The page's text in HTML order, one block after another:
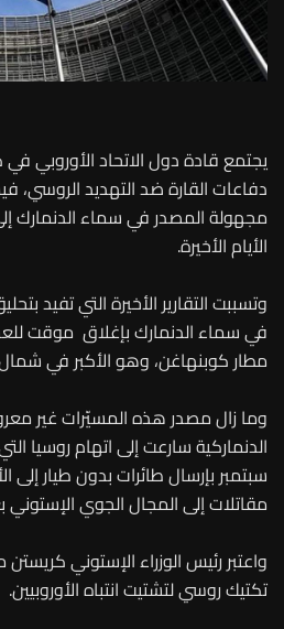
يجتمع قادة دول الاتحاد الأوروبي في
دفاعات القارة ضد التهديد الروسي،
مجهولة المصدر في سماء الدنمارك
الأيام الأخيرة.
وتسببت التقارير الأخيرة التي تفيد
في سماء الدنمارك بإغلاق موقت
مطار كوبنهاغن، وهو الأكبر في شمال
وما زال مصدر هذه المسيّرات غير
الدنماركية سارعت إلى اتهام روسيا
سبتمبر بإرسال طائرات بدون طيار إلى
مقاتلات إلى المجال الجوي الإستوني
واعتبر رئيس الوزراء الإستوني
تكتيك روسي لتشتيت انتباه الأوروبيين.